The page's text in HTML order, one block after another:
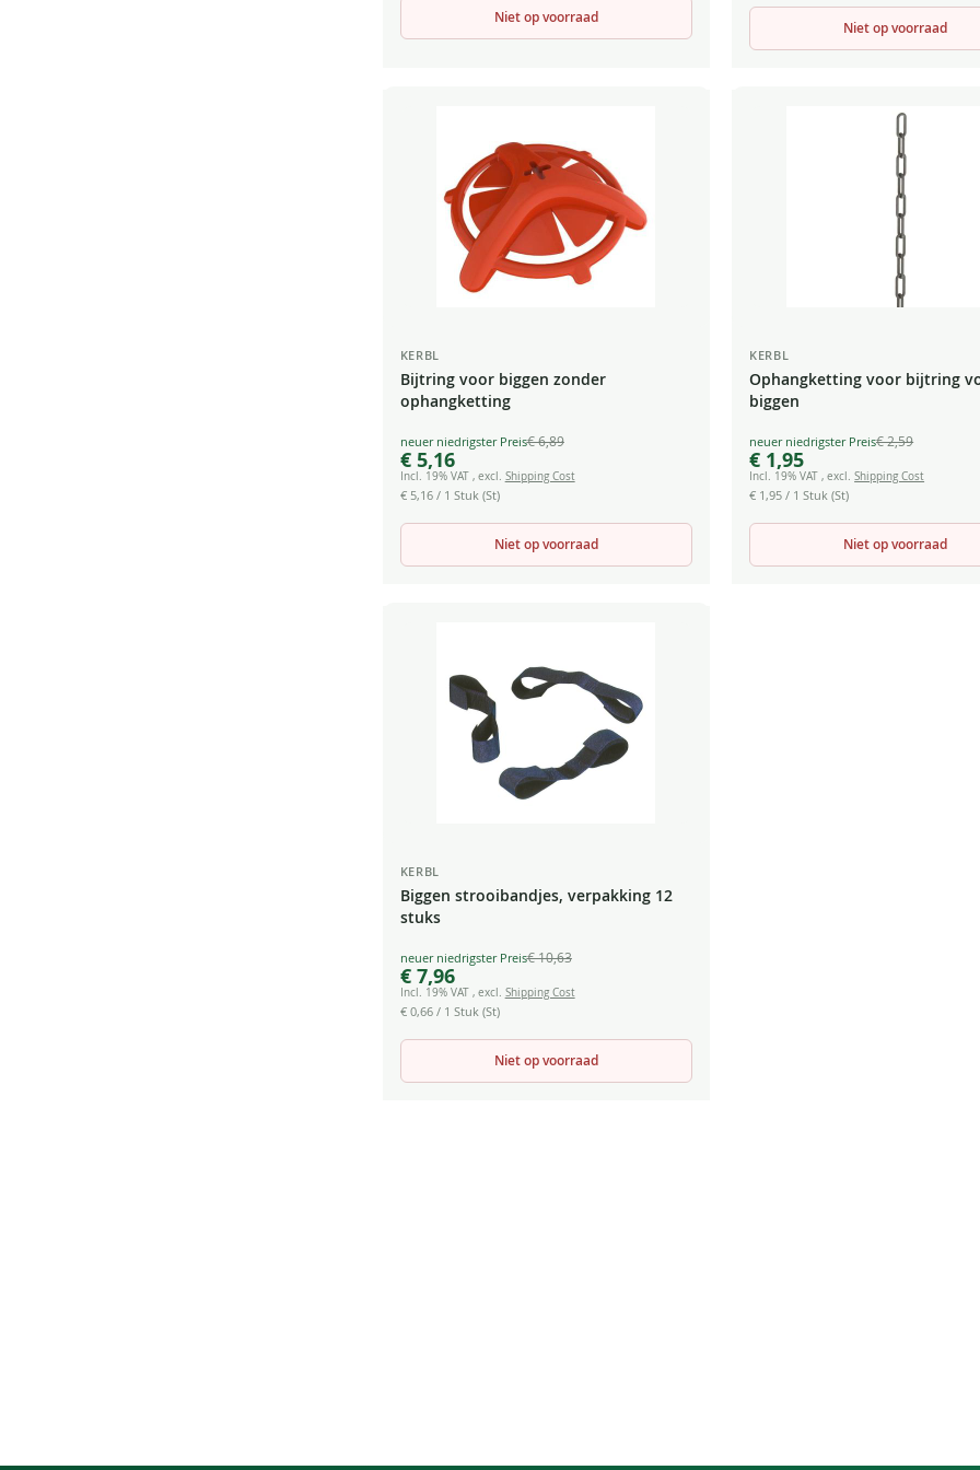
Niet op voorraad
Niet op voorraad
KERBL
Bijtring voor biggen zonder
ophangketting
Special
Price
€ 5,16
€ 6,89
Incl. 19% VAT , excl. Shipping Cost
€ 5,16/ 1 Stuk (St)
Niet op voorraad
KERBL
Ophangketting voor bijtring
biggen
Special
Price
€ 1,95
€ 2,59
Incl. 19% VAT,excl.Shipping Cost
€ 1,95 / 1 Stuk (St)
Niet op voorraad
KERBL
Biggen strooibandjes, verpakking 12
stuks
Special
Price
€ 7,96
€ 10,63
Incl. 19% VAT , excl. Shipping Cost
€ 0,66/ 1 Stuk (St)
Niet op voorraad